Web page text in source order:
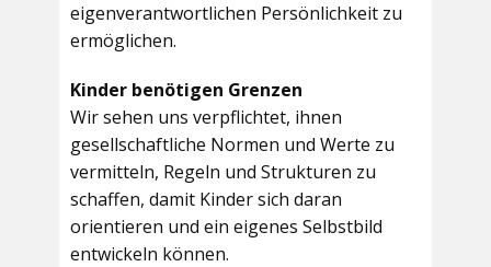
eigenverantwortlichen Persönlichkeit zu
ermöglichen.
Kinder benötigen Grenzen
Wir sehen uns verpflichtet, ihnen
gesellschaftliche Normen und Werte zu
vermitteln, Regeln und Strukturen zu
schaffen, damit Kinder sich daran
orientieren und ein eigenes Selbstbild
entwickeln können.